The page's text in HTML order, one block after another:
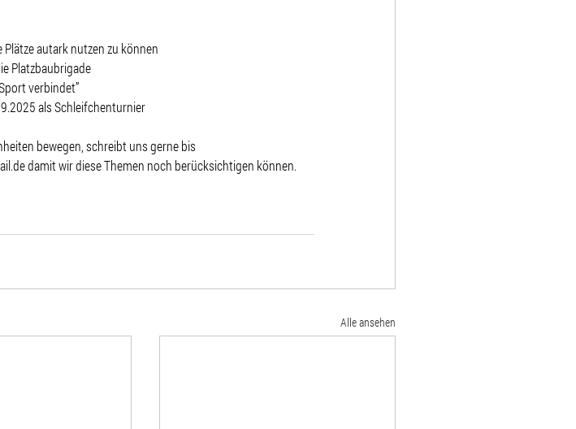
autark nutzen zu können
Platzbaubrigade
verbindet”
als Schleifchenturnier
bewegen, schreibt uns gerne bis
damit wir diese Themen noch berücksichtigen können.
Alle ansehen